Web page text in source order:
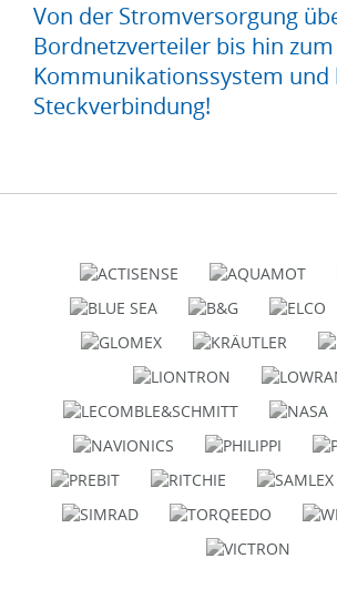
Von der Stromversorgung
Bordnetzverteiler bis hin zum
Kommunikationssystem und
Steckverbindung!